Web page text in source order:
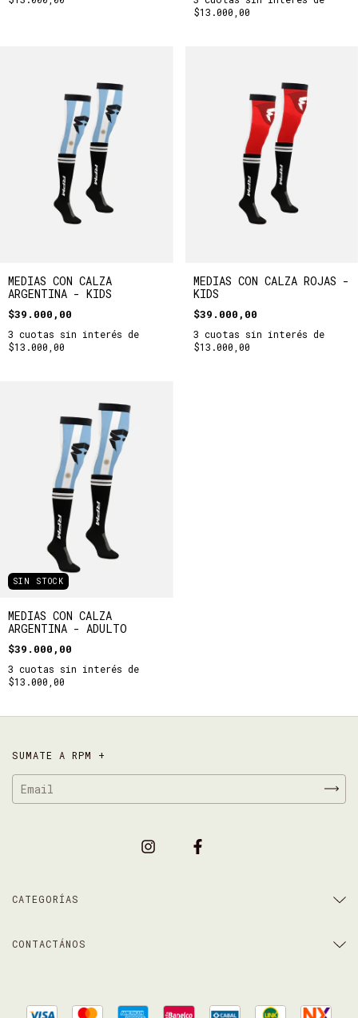
$13.000,00
MEDIAS CON CALZA
ARGENTINA - KIDS
$39.000,00
3 cuotas sin interés de
$13.000,00
MEDIAS CON CALZA ROJAS -
KIDS
$39.000,00
3 cuotas sin interés de
$13.000,00
SIN STOCK
MEDIAS CON CALZA
ARGENTINA - ADULTO
$39.000,00
3 cuotas sin interés de
$13.000,00
SUMATE A RPM +
CATEGORÍAS
CONTACTÁNOS